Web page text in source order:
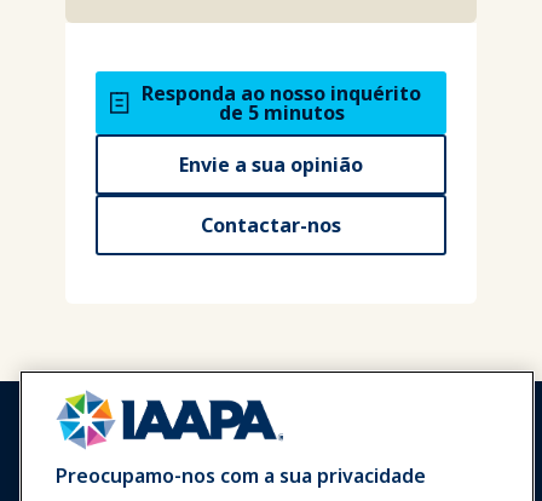
Responda ao nosso inquérito
de 5 minutos
Envie a sua opinião
Contactar-nos
Preocupamo-nos com a sua privacidade